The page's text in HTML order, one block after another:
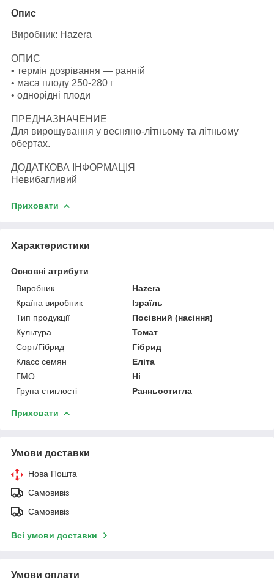
Опис
Виробник: Hazera
ОПИС
• термін дозрівання — ранній
• маса плоду 250-280 г
• однорідні плоди
ПРЕДНАЗНАЧЕНИЕ
Для вирощування у весняно-літньому та літньому
обертах.
ДОДАТКОВА ІНФОРМАЦІЯ
Невибагливий
Приховати
Характеристики
Основні атрибути
Виробник
Hazera
Країна виробник
Ізраїль
Тип продукції
Посівний (насіння)
Культура
Томат
Сорт/Гібрид
Гібрид
Класс семян
Еліта
ГМО
Ні
Група стиглості
Ранньостигла
Приховати
Умови доставки
Нова Пошта
Самовивіз
Самовивіз
Всі умови доставки
Умови оплати